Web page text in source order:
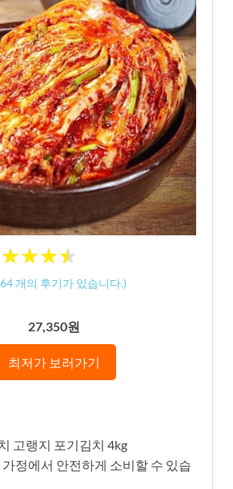
★★★★
★★★★
개의 후기가 있습니다.)
27,350원
최저가 보러가기
고랭지 포기김치 4kg
정에서 안전하게 소비할 수 있습